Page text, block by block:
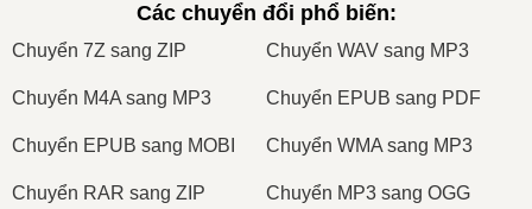
Các chuyển đổi phổ biến:
Сhuyển 7Z sang ZIP Сhuyển WAV sang MP3
Сhuyển M4A sang MP3 Сhuyển EPUB sang PDF
Сhuyển EPUB sang MOBI Сhuyển WMA sang MP3
Сhuyển RAR sang ZIP Сhuyển MP3 sang OGG